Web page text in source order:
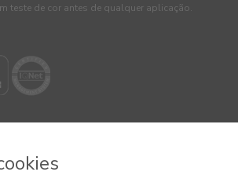
teste de cor antes de qualquer aplicação.